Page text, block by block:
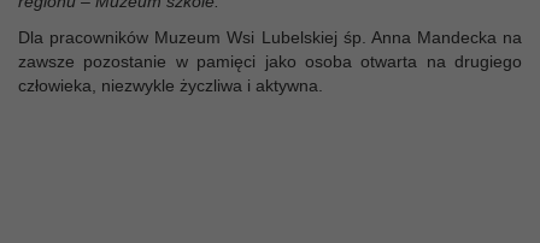
Dla pracowników Muzeum Wsi Lubelskiej śp. Anna Mandecka na
zawsze pozostanie w pamięci jako osoba otwarta na drugiego
człowieka, niezwykle życzliwa i aktywna.